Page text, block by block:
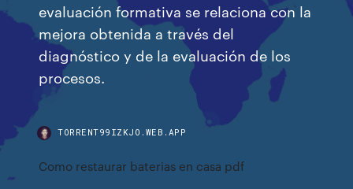
evaluación formativa se relaciona con la
mejora obtenida a través del
diagnóstico y de la evaluación de los
procesos.
TORRENT99IZKJO.WEB.APP
Como restaurar baterias en casa pdf